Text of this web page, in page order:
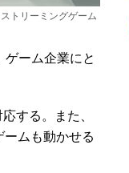
トリーミングゲーム
ーム企業にと
する。また、
ムも動かせる